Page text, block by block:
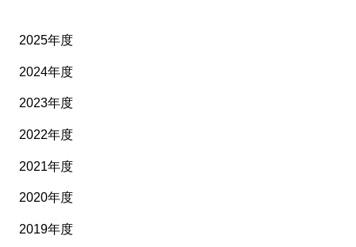
2025年度
2024年度
2023年度
2022年度
2021年度
2020年度
2019年度